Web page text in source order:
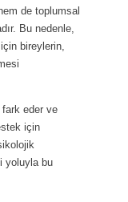
de toplumsal
Bu nedenle,
bireylerin,
eder ve
için
yoluyla bu